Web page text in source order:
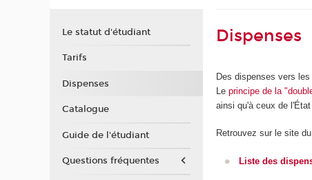
Dispenses
Des dispenses vers
Leprincipe de la
ainsi qu'à ceux de
Retrouvez sur le site
Liste des
Le statut d'étudiant
Tarifs
Dispenses
Catalogue
Guide de l'étudiant
Questions fréquentes